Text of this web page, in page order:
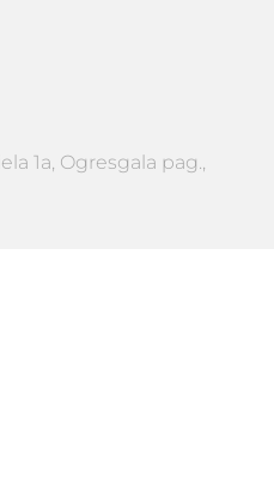
1a, Ogresgala pag.,